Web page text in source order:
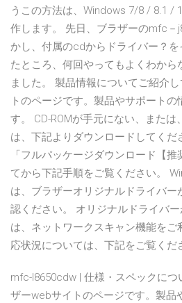
うこの方法は、Windows 7/8 / 8.1 /
作します。 先日、ブラザーのmfc－
かし、付属のcdからドライバー？
たところ、何回やってもよくわから
ました。 製品情報についてご紹介
トのページです。製品やサポートの
す。 CD-ROMが手元にない、また
は、下記よりダウンロードしてくだ
「フルパッケージダウンロード【
てから下記手順をご覧ください。
は、ブラザーオリジナルドライバー
認ください。 オリジナルドライバ
は、ネットワークスキャン機能をご
応状況については、下記をご覧くだ
mfc-l8650cdw | 仕様・スペックにつ
ザーwebサイトのページです。製品